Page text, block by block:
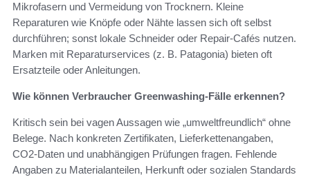
Mikrofasern und Vermeidung von Trocknern. Kleine
Reparaturen wie Knöpfe oder Nähte lassen sich oft selbst
durchführen; sonst lokale Schneider oder Repair‑Cafés nutzen.
Marken mit Reparaturservices (z. B. Patagonia) bieten oft
Ersatzteile oder Anleitungen.
Wie können Verbraucher Greenwashing-Fälle erkennen?
Kritisch sein bei vagen Aussagen wie „umweltfreundlich“ ohne
Belege. Nach konkreten Zertifikaten, Lieferkettenangaben,
CO2‑Daten und unabhängigen Prüfungen fragen. Fehlende
Angaben zu Materialanteilen, Herkunft oder sozialen Standards